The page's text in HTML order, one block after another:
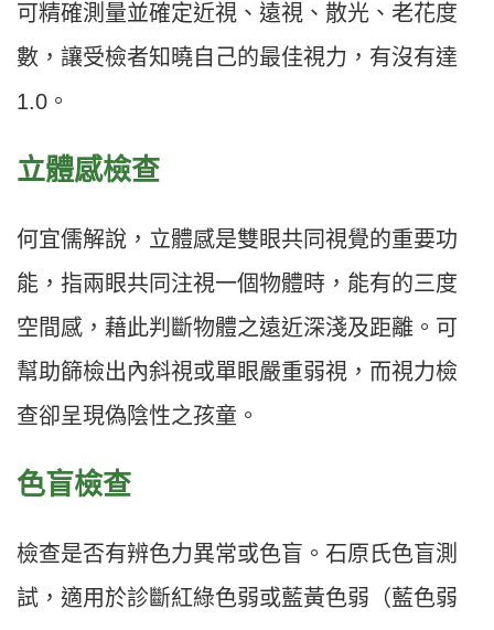
可精確測量並確定近視、遠視、散光、老花度
數，讓受檢者知曉自己的最佳視力，有沒有達
1.0。
立體感檢查
何宜儒解說，立體感是雙眼共同視覺的重要功
能，指兩眼共同注視一個物體時，能有的三度
空間感，藉此判斷物體之遠近深淺及距離。可
幫助篩檢出內斜視或單眼嚴重弱視，而視力檢
查卻呈現偽陰性之孩童。
色盲檢查
檢查是否有辨色力異常或色盲。石原氏色盲測
試，適用於診斷紅綠色弱或藍黃色弱（藍色弱